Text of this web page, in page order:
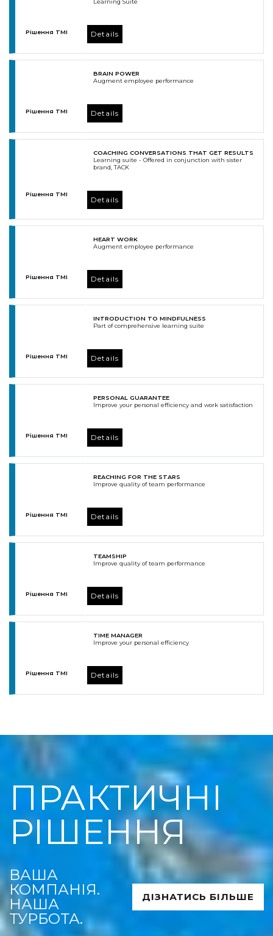
Рішення TMI
Learning Suite
Details
Рішення TMI
BRAIN POWER
Augment employee performance
Details
Рішення TMI
COACHING CONVERSATIONS THAT GET RESULTS
Learning suite - Offered in conjunction with sister
brand, TACK
Details
Рішення TMI
HEART WORK
Augment employee performance
Details
Рішення TMI
INTRODUCTION TO MINDFULNESS
Part of comprehensive learning suite
Details
Рішення TMI
PERSONAL GUARANTEE
Improve your personal efficiency and work satisfaction
Details
Рішення TMI
REACHING FOR THE STARS
Improve quality of team performance
Details
Рішення TMI
TEAMSHIP
Improve quality of team performance
Details
Рішення TMI
TIME MANAGER
Improve your personal efficiency
Details
ПРАКТИЧНІ
РІШЕННЯ
ВАША
КОМПАНІЯ.
НАША
ТУРБОТА.
ДІЗНАТИСЬ БІЛЬШЕ